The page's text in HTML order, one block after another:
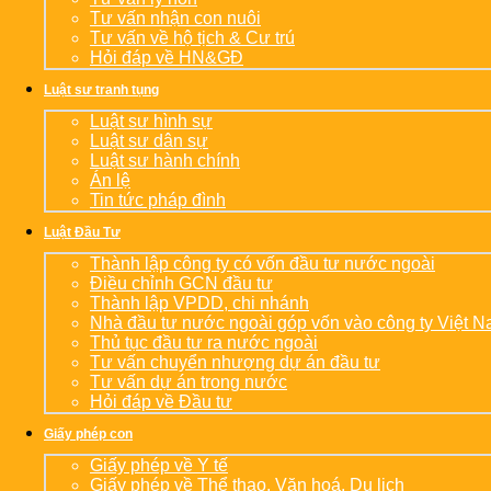
Tư vấn nhận con nuôi
Tư vấn về hộ tịch & Cư trú
Hỏi đáp về HN&GĐ
Luật sư tranh tụng
Luật sư hình sự
Luật sư dân sự
Luật sư hành chính
Án lệ
Tin tức pháp đình
Luật Đầu Tư
Thành lập công ty có vốn đầu tư nước ngoài
Điều chỉnh GCN đầu tư
Thành lập VPDD, chi nhánh
Nhà đầu tư nước ngoài góp vốn vào công ty Việt
Thủ tục đầu tư ra nước ngoài
Tư vấn chuyển nhượng dự án đầu tư
Tư vấn dự án trong nước
Hỏi đáp về Đầu tư
Giấy phép con
Giấy phép về Y tế
Giấy phép về Thể thao, Văn hoá, Du lịch